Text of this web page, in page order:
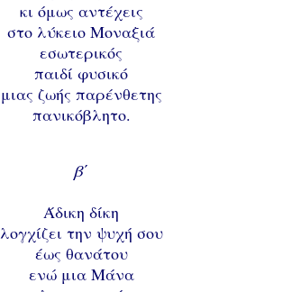
κι όμως αντέχεις
στο λύκειο Μοναξιά
εσωτερικός
παιδί φυσικό
μιας ζωής παρένθετης
πανικόβλητο.
β΄
Άδικη δίκη
λογχίζει την ψυχή σου
έως θανάτου
ενώ μια Μάνα